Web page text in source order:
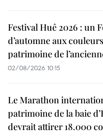
Festival Huê 2026 : un
d’automne aux
patrimoine de
02/08/2026 10:15
Le Marathon
patrimoine de la baie
devrait attirer 18.000